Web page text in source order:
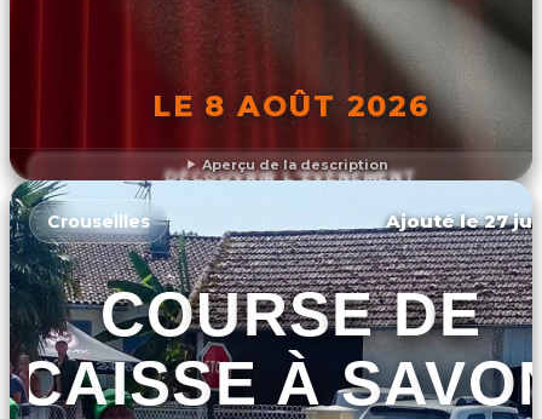
Aperçu de la description
LE 8 AOÛT 2026
DÉCOUVRIR L'ÉVÉNEMENT
Crouseilles Ajouté le 27
COURSE DE
CAISSE À